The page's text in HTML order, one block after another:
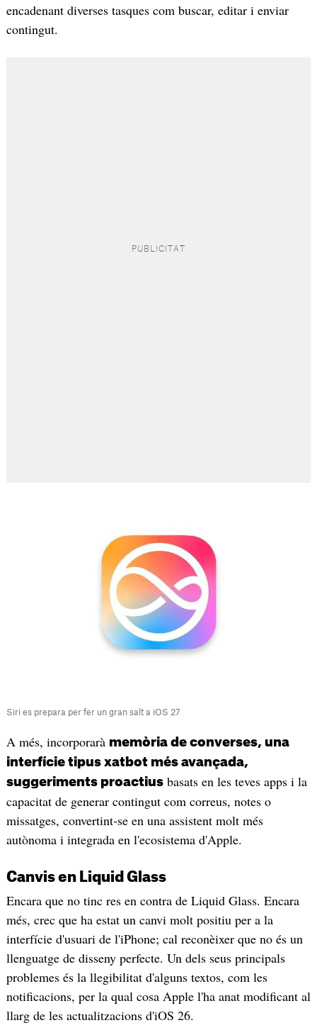
encadenant diverses tasques com buscar, editar i enviar
contingut.
Siri es prepara per fer un gran salt a iOS 27
A més, incorporarà memòria de converses, una
interfície tipus xatbot més avançada,
suggeriments proactiusbasats en les teves apps i la
capacitat de generar contingut com correus, notes o
missatges, convertint-se en una assistent molt més
autònoma i integrada en l'ecosistema d'Apple.
Canvis en Liquid Glass
Encara que no tinc res en contra de Liquid Glass. Encara
més, crec que ha estat un canvi molt positiu per a la
interfície d'usuari de l'iPhone; cal reconèixer que no és un
llenguatge de disseny perfecte. Un dels seus principals
problemes és la llegibilitat d'alguns textos, com les
notificacions, per la qual cosa Apple l'ha anat modificant al
llarg de les actualitzacions d'iOS 26.